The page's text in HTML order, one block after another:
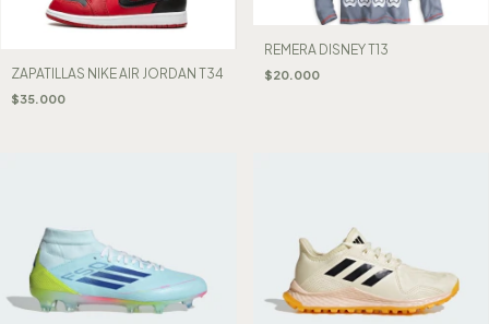
ZAPATILLAS NIKE AIR JORDAN T34
$35.000
REMERA DISNEY T13
$20.000